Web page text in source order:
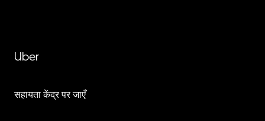
Uber
सहायता केंद्र पर जाएँ